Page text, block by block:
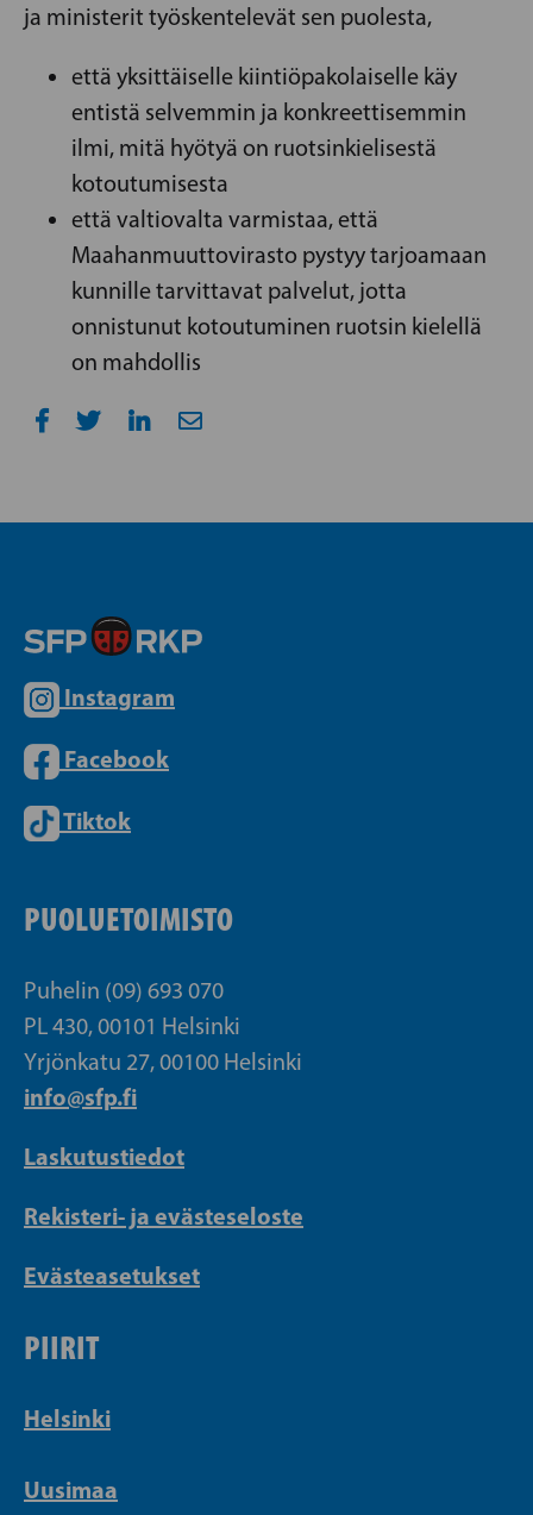
ja ministerit työskentelevät sen puolesta,
että yksittäiselle kiintiöpakolaiselle käy
entistä selvemmin ja konkreettisemmin
ilmi, mitä hyötyä on ruotsinkielisestä
kotoutumisesta
että valtiovalta varmistaa, että
Maahanmuuttovirasto pystyy tarjoamaan
kunnille tarvittavat palvelut, jotta
onnistunut kotoutuminen ruotsin kielellä
on mahdollis
Instagram
Facebook
Tiktok
PUOLUETOIMISTO
Puhelin (09) 693 070
PL 430, 00101 Helsinki
Yrjönkatu 27, 00100 Helsinki
info@sfp.fi
Laskutustiedot
Rekisteri- ja evästeseloste
Evästeasetukset
PIIRIT
Helsinki
Uusimaa